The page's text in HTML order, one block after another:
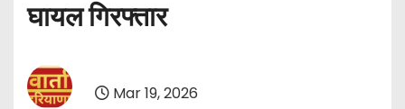
घायल गिरफ्तार
Mar 19, 2026